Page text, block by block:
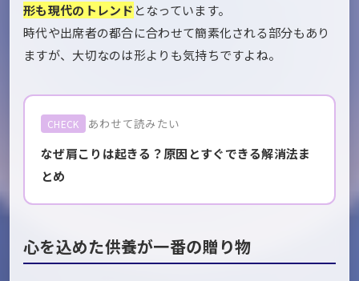
形も現代のトレンド となっています。
時代や出席者の都合に合わせて簡素化される部分もあり
ますが、大切なのは形よりも気持ちですよね。
CHECK あわせて読みたい
なぜ肩こりは起きる？原因とすぐできる解消法ま
とめ
心を込めた供養が一番の贈り物